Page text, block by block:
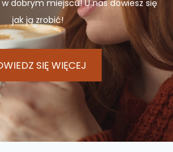
dobrym miejscu! U nas dowiesz się
jak ją zrobić!
SIĘ WIĘCEJ